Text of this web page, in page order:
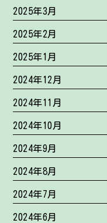
2025年3月
2025年2月
2025年1月
2024年12月
2024年11月
2024年10月
2024年9月
2024年8月
2024年7月
2024年6月